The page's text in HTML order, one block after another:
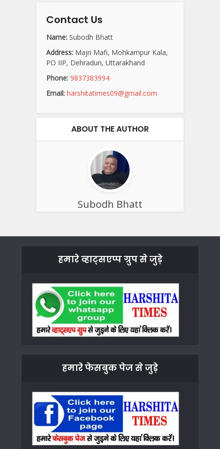
Contact Us
Name: Subodh Bhatt
Address: Majri Mafi, Mohkampur Kala,
PO IIP, Dehradun, Uttarakhand
Phone: 9837383994
Email: harshitatimes09@gmail.com
ABOUT THE AUTHOR
Subodh Bhatt
हमारे व्हाट्सएप्प ग्रुप से जुड़े
हमारे फेसबुक पेज से जुड़े